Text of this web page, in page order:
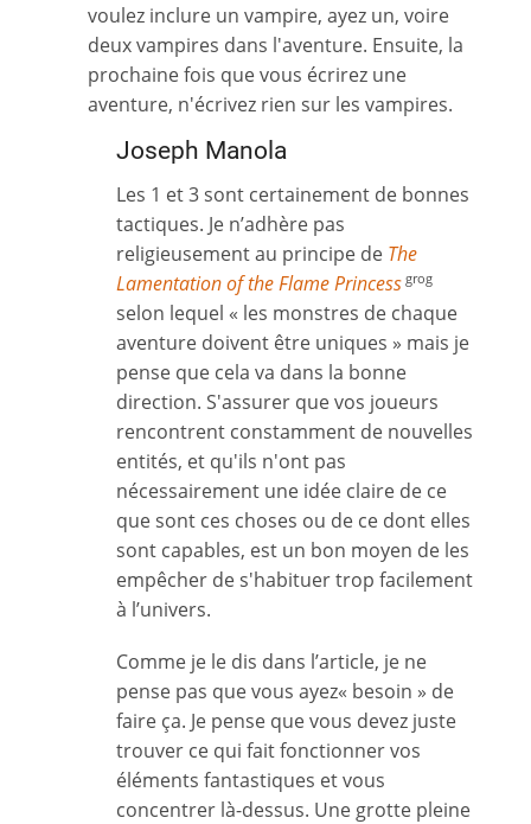
voulez inclure un vampire, ayez un, voire
deux vampires dans l'aventure. Ensuite, la
prochaine fois que vous écrirez une
aventure, n'écrivez rien sur les vampires.
Joseph Manola
Les 1 et 3 sont certainement de bonnes
tactiques. Je n’adhère pas
religieusement au principe de The
Lamentation of the Flame Princess grog
selon lequel « les monstres de chaque
aventure doivent être uniques » mais je
pense que cela va dans la bonne
direction. S'assurer que vos joueurs
rencontrent constamment de nouvelles
entités, et qu'ils n'ont pas
nécessairement une idée claire de ce
que sont ces choses ou de ce dont elles
sont capables, est un bon moyen de les
empêcher de s'habituer trop facilement
à l’univers.
Comme je le dis dans l’article, je ne
pense pas que vous ayez« besoin » de
faire ça. Je pense que vous devez juste
trouver ce qui fait fonctionner vos
éléments fantastiques et vous
concentrer là-dessus. Une grotte pleine